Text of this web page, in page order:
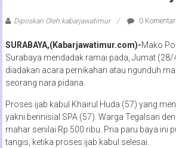
Diposkan Oleh:kabarjawatimur 0 Komentar
SURABAYA,(Kabarjawatimur.com)-Mako
Surabaya mendadak ramai pada, Jumat
diadakan acara pernikahan atau ngunduh
seorang nara pidana.
Proses ijab kabul Khairul Huda (57) yang
yakni berinisial SPA (57). Warga Tegalsari
mahar senilai Rp 500 ribu. Pria paru baya ini
tangis, ketika proses ijab kabul selesai.